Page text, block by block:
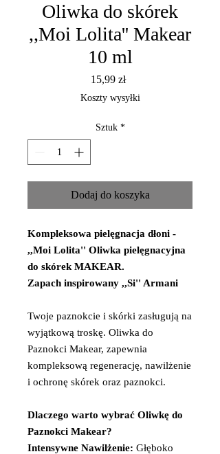
Oliwka do skórek
,,Moi Lolita'' Makear
10 ml
15,99 złCena
Koszty wysyłki
Sztuk *
Dodaj do koszyka
Kompleksowa pielęgnacja dłoni -
,,Moi Lolita'' Oliwka pielęgnacyjna
do skórek MAKEAR.
Zapach inspirowany ,,Si'' Armani
Twoje paznokcie i skórki zasługują na
wyjątkową troskę. Oliwka do
Paznokci Makear, zapewnia
kompleksową regenerację, nawilżenie
i ochronę skórek oraz paznokci.
Dlaczego warto wybrać Oliwkę do
Paznokci Makear?
Intensywne Nawilżenie: Głęboko